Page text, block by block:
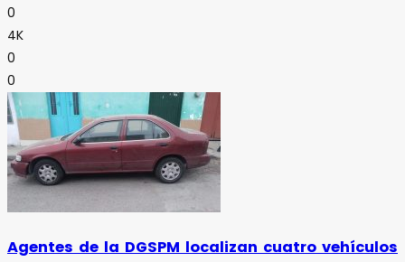
0
4K
0
0
Agentes de la DGSPM localizan cuatro vehículos